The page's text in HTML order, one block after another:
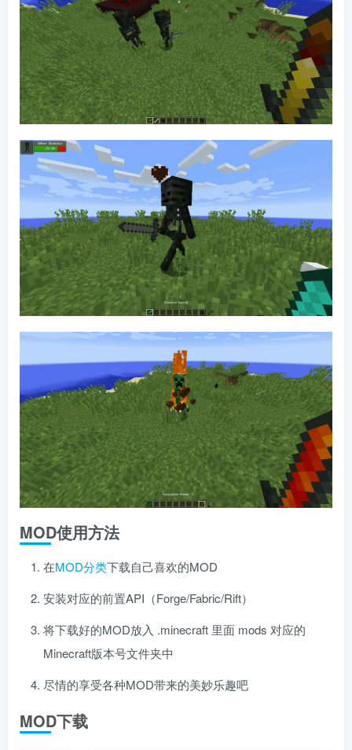
MOD使用方法
在MOD分类下载自己喜欢的MOD
安装对应的前置API（Forge/Fabric/Rift）
将下载好的MOD放入 .minecraft 里面 mods 对应的
Minecraft版本号文件夹中
尽情的享受各种MOD带来的美妙乐趣吧
MOD下载